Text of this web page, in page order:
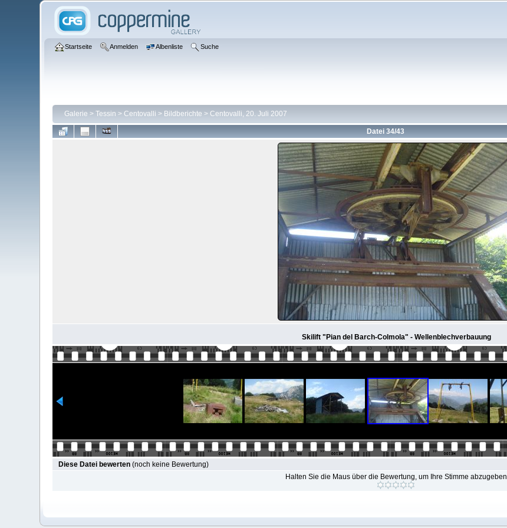
Startseite Anmelden Albenliste Suche
Galerie > Tessin > Centovalli > Bildberichte > Centovalli, 20. Juli 2007
Datei 34/43
Skilift "Pian del Barch-Colmola" - Wellenblechverbauung
Diese Datei bewerten(noch keine Bewertung)
Halten Sie die Maus über die Bewertung, um Ihre Stimme abzugeben